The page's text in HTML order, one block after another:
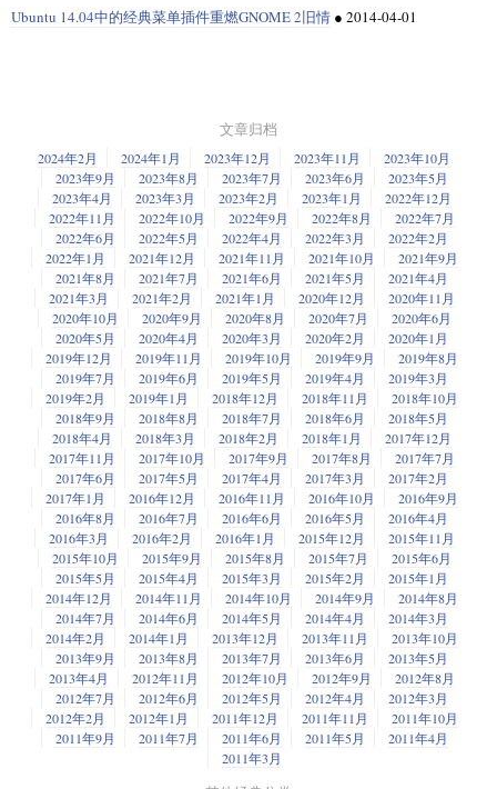
Ubuntu 14.04中的经典菜单插件重燃GNOME 2旧情 ● 2014-04-01
文章归档
2024年2月 2024年1月 2023年12月 2023年11月
2023年10月
2023年9月
2023年8月 2023年7月 2023年6月
2023年5月
2023年4月
2023年3月 2023年2月 2023年1月
2022年12月
2022年11月
2022年10月 2022年9月 2022年8月
2022年7月
2022年6月
2022年5月 2022年4月 2022年3月
2022年2月
2022年1月
2021年12月 2021年11月 2021年10月
2021年9月
2021年8月
2021年7月 2021年6月 2021年5月
2021年4月
2021年3月
2021年2月 2021年1月 2020年12月
2020年11月
2020年10月
2020年9月 2020年8月 2020年7月
2020年6月
2020年5月
2020年4月 2020年3月 2020年2月
2020年1月
2019年12月
2019年11月 2019年10月 2019年9月
2019年8月
2019年7月
2019年6月 2019年5月 2019年4月
2019年3月
2019年2月
2019年1月 2018年12月 2018年11月
2018年10月
2018年9月
2018年8月 2018年7月 2018年6月
2018年5月
2018年4月
2018年3月 2018年2月 2018年1月
2017年12月
2017年11月
2017年10月 2017年9月 2017年8月
2017年7月
2017年6月
2017年5月 2017年4月 2017年3月
2017年2月
2017年1月
2016年12月 2016年11月 2016年10月
2016年9月
2016年8月
2016年7月 2016年6月 2016年5月
2016年4月
2016年3月
2016年2月 2016年1月 2015年12月
2015年11月
2015年10月
2015年9月 2015年8月 2015年7月
2015年6月
2015年5月
2015年4月 2015年3月 2015年2月
2015年1月
2014年12月
2014年11月 2014年10月 2014年9月
2014年8月
2014年7月
2014年6月 2014年5月 2014年4月
2014年3月
2014年2月
2014年1月 2013年12月 2013年11月
2013年10月
2013年9月
2013年8月 2013年7月 2013年6月
2013年5月
2013年4月
2012年11月 2012年10月 2012年9月
2012年8月
2012年7月
2012年6月 2012年5月 2012年4月
2012年3月
2012年2月
2012年1月 2011年12月 2011年11月
2011年10月
2011年9月
2011年7月 2011年6月 2011年5月
2011年4月
2011年3月